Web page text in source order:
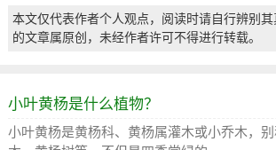
本文仅代表作者个人观点，阅读时请自行辨别
的文章属原创，未经作者许可不得进行转载。
小叶黄杨是什么植物？
小叶黄杨是黄杨科、黄杨属灌木或小乔木，